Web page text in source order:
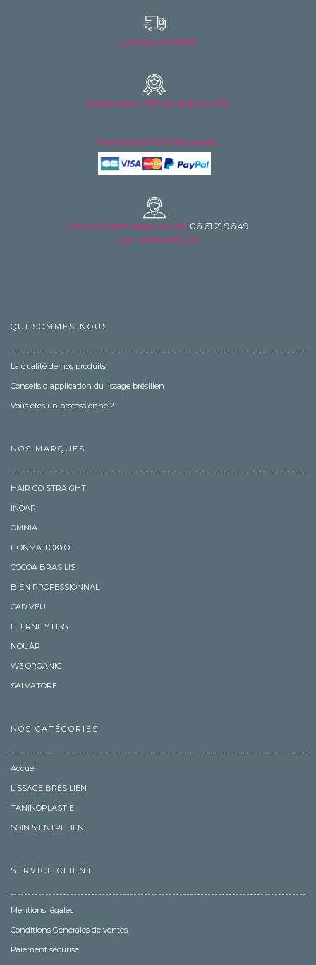
Livraison 24h/48h
Distributeur Officiel depuis 2010
Paiements 100% sécurisés.
Service client dispo au Tél: 06 61 21 96 49
Lun.-Vend./10h-17h
QUI SOMMES-NOUS
La qualité de nos produits
Conseils d'application du lissage brésilien
Vous êtes un professionnel?
NOS MARQUES
HAIR GO STRAIGHT
INOAR
OMNIA
HONMA TOKYO
COCOA BRASILIS
BIEN PROFESSIONNAL
CADIVEU
ETERNITY LISS
NOUÂR
W3 ORGANIC
SALVATORE
NOS CATÉGORIES
Accueil
LISSAGE BRÉSILIEN
TANINOPLASTIE
SOIN & ENTRETIEN
SERVICE CLIENT
Mentions légales
Conditions Générales de ventes
Paiement sécurisé